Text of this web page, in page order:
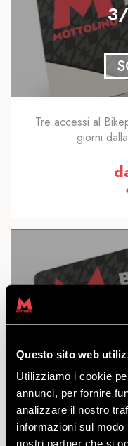
Questo sito web
Utilizziamo i cookie
annunci, per fornire
analizzare il nostro
informazioni sul
nostri partner che si
3/
Tre accessi al
giorni
Il bikepass per
strutture del